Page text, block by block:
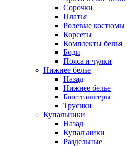
Сорочки
Платья
Ролевые костюмы
Корсеты
Комплекты белья
Боди
Пояса и чулки
Нижнее белье
Назад
Нижнее белье
Бюстгальтеры
Трусики
Купальники
Назад
Купальники
Раздельные